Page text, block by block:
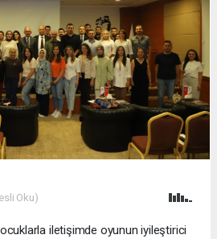
Oku)
iletişimde oyunun iyileştirici